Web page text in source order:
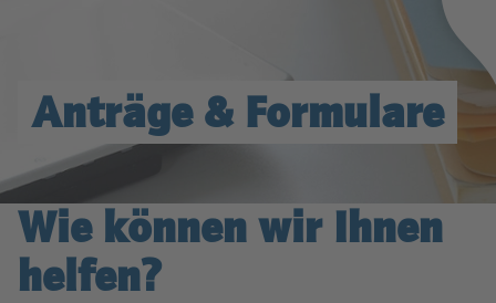
Anträge & Formulare
Wie können wir Ihnen
helfen?